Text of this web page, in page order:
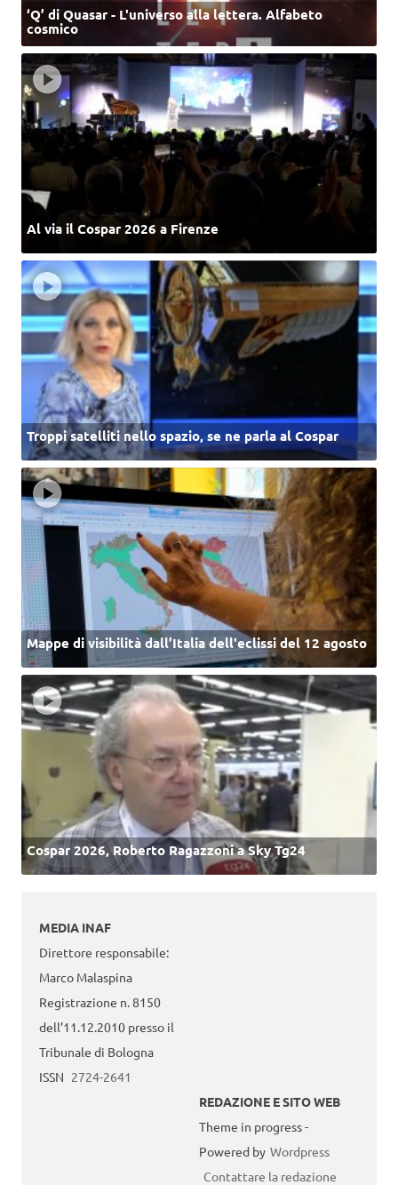
‘Q’ di Quasar - L'universo alla lettera. Alfabeto
cosmico
Al via il Cospar 2026 a Firenze
Troppi satelliti nello spazio, se ne parla al Cospar
Mappe di visibilità dall’Italia dell'eclissi del 12 agosto
Cospar 2026, Roberto Ragazzoni a Sky Tg24
MEDIA INAF
Direttore responsabile:
Marco Malaspina
Registrazione n. 8150
dell’11.12.2010 presso il
Tribunale di Bologna
ISSN 2724-2641
REDAZIONE E SITO WEB
Theme in progress -
Powered by Wordpress
Contattare la redazione